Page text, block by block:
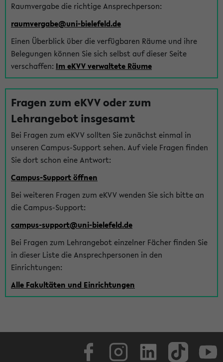
Raumvergabe die richtige Ansprechperson:
raumvergabe@uni-bielefeld.de
Einen Überblick über die verfügbaren Räume und ihre
Belegungen können Sie sich selbst auf dieser Seite
verschaffen: Im eKVV verwaltete Räume
Fragen zum eKVV oder zum
Lehrangebot insgesamt
Bei Fragen zum eKVV sollten Sie zunächst einmal in
unseren Campus-Support sehen. Auf viele Fragen finden
Sie dort schon eine Antwort:
Campus-Support öffnen
Bei weiteren Fragen zum eKVV wenden Sie sich bitte an
die Campus-Support:
campus-support@uni-bielefeld.de
Bei Fragen zum Lehrangebot einzelner Fächer finden Sie
in dieser Liste die Ansprechpersonen in den
Einrichtungen:
Alle Fakultäten und Einrichtungen